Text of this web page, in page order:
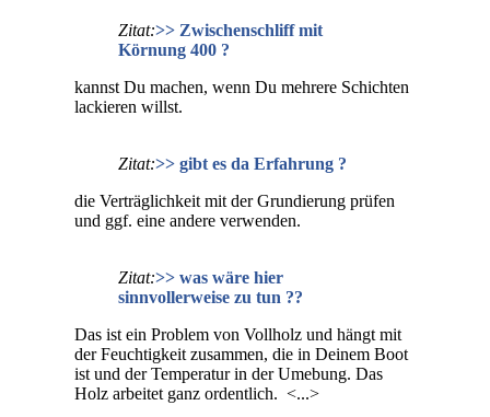
Zitat:>> Zwischenschliff mit
Körnung 400 ?
kannst Du machen, wenn Du mehrere Schichten
lackieren willst.
Zitat:>> gibt es da Erfahrung ?
die Verträglichkeit mit der Grundierung prüfen
und ggf. eine andere verwenden.
Zitat:>> was wäre hier
sinnvollerweise zu tun ??
Das ist ein Problem von Vollholz und hängt mit
der Feuchtigkeit zusammen, die in Deinem Boot
ist und der Temperatur in der Umebung. Das
Holz arbeitet ganz ordentlich. <...>